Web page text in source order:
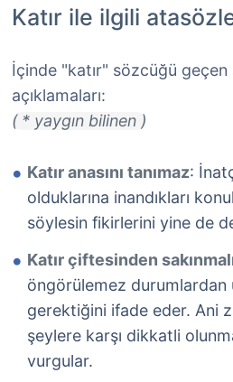
Katır ile ilgili
İçinde "katır" sözcüğü
açıklamaları:
( * yaygın bilinen )
Katır anasını tanımaz:
olduklarına inandıkları
söylesin fikirlerini yine de
Katır çiftesinden
öngörülemez durumlardan
gerektiğini ifade eder. Ani
şeylere karşı dikkatli
vurgular.